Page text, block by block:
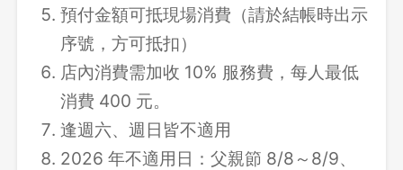
預付金額可抵現場消費（請於結帳時出示
序號，方可抵扣）
店內消費需加收 10% 服務費，每人最低
消費 400 元。
逢週六、週日皆不適用
2026 年不適用日：父親節 8/8～8/9、